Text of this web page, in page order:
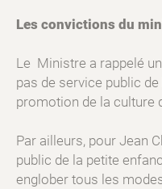
Les convictions du
Le Ministre a rappelé
pas de service public
promotion de la culture
Par ailleurs, pour Jean
public de la petite
englober tous les